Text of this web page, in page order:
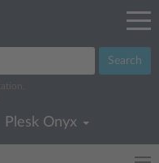
Search
Plesk Onyx